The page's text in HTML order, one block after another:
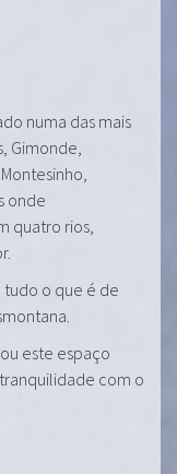
numa das mais
Gimonde,
onde
quatro rios,
tudo o que é de
este espaço
com o